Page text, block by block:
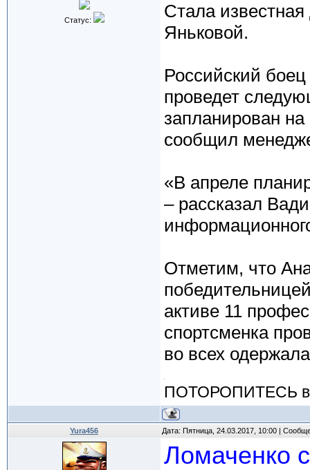
Статус:
Стала
Яньковой.
Российский
проведет
запланирован
сообщил
«В апреле
– рассказал
Отметим, что
активе 11
спортсменка
во всех
ПОТОРОПИТЕСЬ
Yura456 Дата: Пятница, 24.03.2017, 10:00 |
Ломаченко